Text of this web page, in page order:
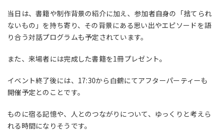
当日は、書籍や制作背景の紹介に加え、参加者自身の「捨てられ
ないもの」を持ち寄り、その背景にある思い出やエピソードを語
り合う対話プログラムも予定されています。
また、来場者には完成した書籍を1冊プレゼント。
イベント終了後には、17:30から白鶴にてアフターパーティーも
開催予定とのことです。
ものに宿る記憶や、人とのつながりについて、ゆっくりと考えら
れる時間になりそうです。